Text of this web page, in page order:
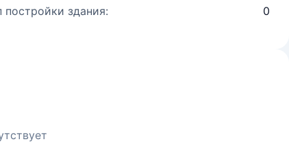
постройки здания: 0